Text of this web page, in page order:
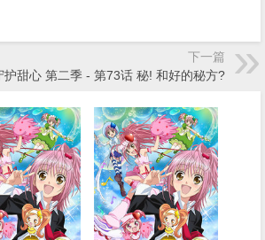
下一篇
护甜心 第二季 - 第73话 秘! 和好的秘方?